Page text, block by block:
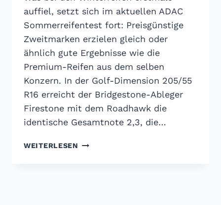
auffiel, setzt sich im aktuellen ADAC
Sommerreifentest fort: Preisgünstige
Zweitmarken erzielen gleich oder
ähnlich gute Ergebnisse wie die
Premium-Reifen aus dem selben
Konzern. In der Golf-Dimension 205/55
R16 erreicht der Bridgestone-Ableger
Firestone mit dem Roadhawk die
identische Gesamtnote 2,3, die…
WEITERLESEN ADAC